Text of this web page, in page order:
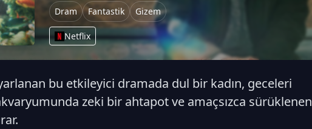
Dram Fantastik Gizem
Netflix
bu etkileyici dramada dul bir kadın, geceleri
zeki bir ahtapot ve amaçsızca sürüklenen